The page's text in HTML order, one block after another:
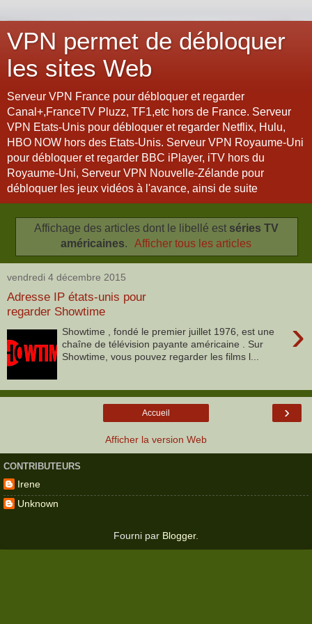
VPN permet de débloquer
les sites Web
Serveur VPN France pour débloquer et regarder
Canal+,FranceTV Pluzz, TF1,etc hors de France. Serveur
VPN Etats-Unis pour débloquer et regarder Netflix, Hulu,
HBO NOW hors des Etats-Unis. Serveur VPN Royaume-Uni
pour débloquer et regarder BBC iPlayer, iTV hors du
Royaume-Uni, Serveur VPN Nouvelle-Zélande pour
débloquer les jeux vidéos à l'avance, ainsi de suite
Affichage des articles dont le libellé est séries TV
américaines. Afficher tous les articles
vendredi 4 décembre 2015
Adresse IP états-unis pour
regarder Showtime
›
Showtime , fondé le premier juillet 1976, est une
chaîne de télévision payante américaine . Sur
Showtime, vous pouvez regarder les films l...
›
Accueil
Afficher la version Web
CONTRIBUTEURS
Irene
Unknown
Fourni par Blogger.